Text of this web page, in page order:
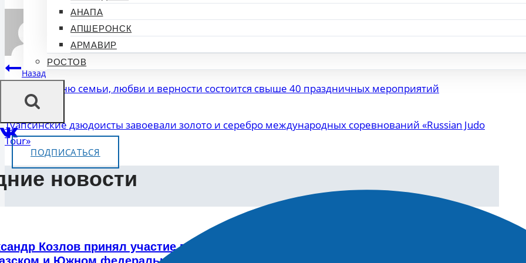
АНАПА
АПШЕРОНСК
АРМАВИР
РОСТОВ
ПОДПИСАТЬСЯ
Навигация
по
записям
Назад
В Сочи ко Дню семьи, любви и верности состоится свыше 40 праздничных мероприятий
Далее
Туапсинские дзюдоисты завоевали золото и серебро международных соревнований «Russian Judo
Tour»
новости
Козлов принял участие в расширенном совещании о паводковой обстановке в